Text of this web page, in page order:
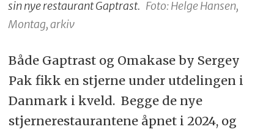
sin nye restaurant Gaptrast. Foto: Helge Hansen,
Montag, arkiv
Både Gaptrast og Omakase by Sergey
Pak fikk en stjerne under utdelingen i
Danmark i kveld. Begge de nye
stjernerestaurantene åpnet i 2024, og